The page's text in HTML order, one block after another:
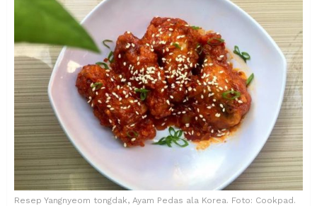
Resep Yangnyeom tongdak, Ayam Pedas ala Korea. Foto: Cookpad.